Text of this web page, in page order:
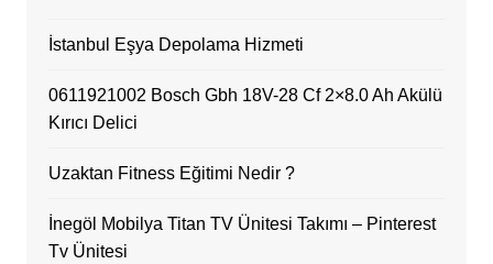
İstanbul Eşya Depolama Hizmeti
0611921002 Bosch Gbh 18V-28 Cf 2×8.0 Ah Akülü
Kırıcı Delici
Uzaktan Fitness Eğitimi Nedir ?
İnegöl Mobilya Titan TV Ünitesi Takımı – Pinterest
Tv Ünitesi